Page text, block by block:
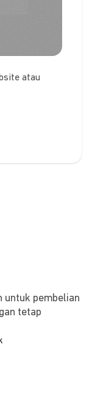
atau
untuk pembelian
tetap